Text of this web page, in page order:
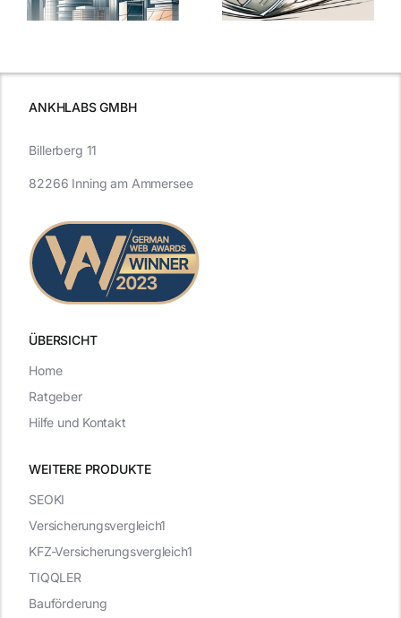
auf Glas
für maximale
ANKHLABS GMBH
ÜBERSICHT
WEITERE PRODUKTE
Billerberg 11
82266 Inning am Ammersee
SEOKI
Versicherungsvergleich1
KFZ-Versicherungsvergleich1
TIQQLER
Bauförderung
Home
Ratgeber
Hilfe und Kontakt